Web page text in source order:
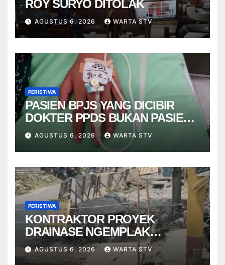
ROY SURYO DITOLAK
AGUSTUS 6, 2026 WARTA STV
PERISTIWA
PASIEN BPJS YANG DICIBIR
DOKTER PPDS BUKAN PASIEN
RSUP DR. SARDJITO
AGUSTUS 6, 2026 WARTA STV
PERISTIWA
KONTRAKTOR PROYEK
DRAINASE NGEMPLAK
DISANKSI USAI WARGA
TERPELESET
AGUSTUS 6, 2026 WARTA STV